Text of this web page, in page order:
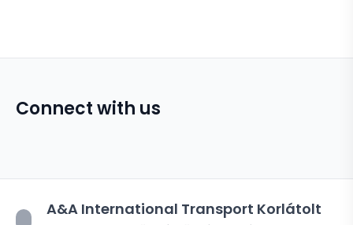
Connect with us
A&A International Transport Korlátolt